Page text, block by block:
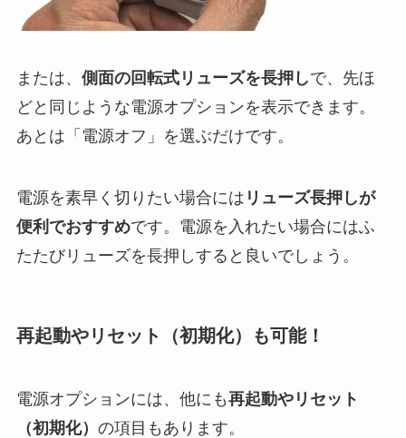
または、 側面の回転式リューズを長押しで、先ほ
どと同じような電源オプションを表示できます。
あとは「電源オフ」を選ぶだけです。
電源を素早く切りたい場合には リューズ長押しが
便利でおすすめです。電源を入れたい場合にはふ
たたびリューズを長押しすると良いでしょう。
再起動やリセット（初期化）も可能！
電源オプションには、他にも再起動やリセット
（初期化） の項目もあります。